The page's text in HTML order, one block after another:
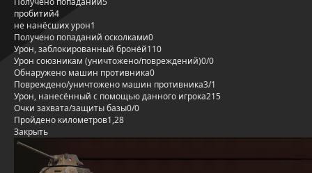
пробитий4
не нанёсших урон1
Получено попаданий осколками0
Урон, заблокированный бронёй110
Урон союзникам (уничтожено/повреждений)0/0
Обнаружено машин противника0
Повреждено/уничтожено машин противника3/1
Урон, нанесённый с помощью данного игрока215
Очки захвата/защиты базы0/0
Пройдено километров1,28
Закрыть